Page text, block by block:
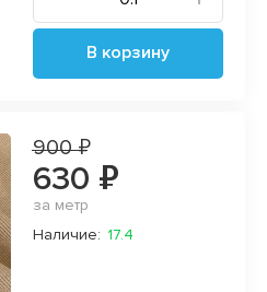
В корзину
900 ₽
630 ₽
за метр
Наличие: 17.4